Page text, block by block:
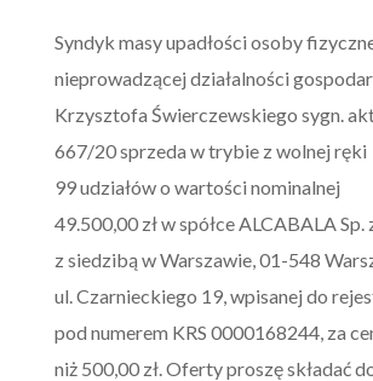
Syndyk masy upadłości osoby
nieprowadzącej działalności
Krzysztofa Świerczewskiego sygn.
667/20 sprzeda w trybie z wolnej ręki
99 udziałów o wartości nominalnej
49.500,00 zł w spółce ALCABALA Sp.
z siedzibą w Warszawie, 01-548
ul. Czarnieckiego 19, wpisanej do
pod numerem KRS 0000168244, za
niż 500,00 zł. Oferty proszę składać